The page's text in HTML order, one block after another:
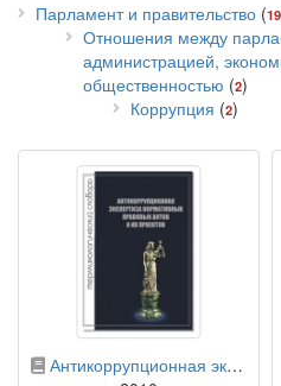
Парламент и правительство (19
Отношения между
администрацией,
общественностью (2)
Коррупция (2)
бумажная книга
Антикоррупционная экспертиза нормативных правовых актов. Терминологический словарь